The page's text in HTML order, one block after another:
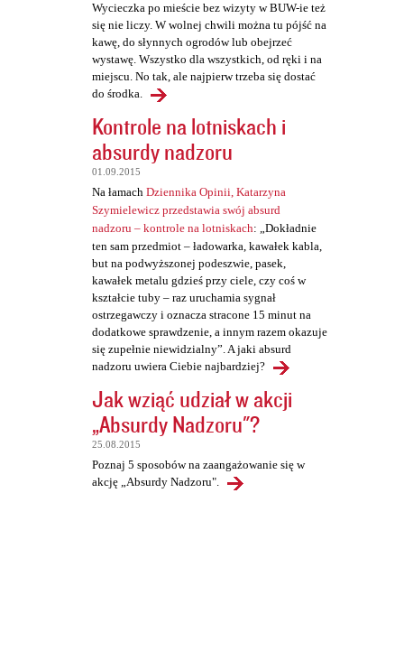
Wycieczka po mieście bez wizyty w BUW-ie też
się nie liczy. W wolnej chwili można tu pójść na
kawę, do słynnych ogrodów lub obejrzeć
wystawę. Wszystko dla wszystkich, od ręki i na
miejscu. No tak, ale najpierw trzeba się dostać
do środka.
Kontrole na lotniskach i
absurdy nadzoru
01.09.2015
Na łamach Dziennika Opinii, Katarzyna
Szymielewicz przedstawia swój absurd
nadzoru – kontrole na lotniskach: „Dokładnie
ten sam przedmiot – ładowarka, kawałek kabla,
but na podwyższonej podeszwie, pasek,
kawałek metalu gdzieś przy ciele, czy coś w
kształcie tuby – raz uruchamia sygnał
ostrzegawczy i oznacza stracone 15 minut na
dodatkowe sprawdzenie, a innym razem okazuje
się zupełnie niewidzialny”. A jaki absurd
nadzoru uwiera Ciebie najbardziej?
Jak wziąć udział w akcji
„Absurdy Nadzoru"?
25.08.2015
Poznaj 5 sposobów na zaangażowanie się w
akcję „Absurdy Nadzoru".